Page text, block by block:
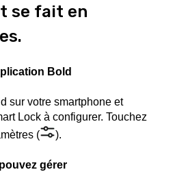
se fait en
Bold
sur votre smartphone et
Lock à configurer. Touchez
(
).
gérer